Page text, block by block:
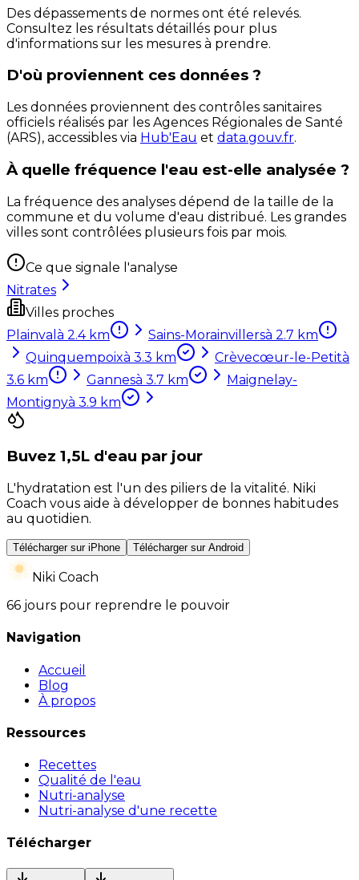
Des dépassements de normes ont été relevés.
Consultez les résultats détaillés pour plus
d'informations sur les mesures à prendre.
D'où proviennent ces données ?
Les données proviennent des contrôles sanitaires
officiels réalisés par les Agences Régionales de Santé
(ARS), accessibles via Hub'Eau et data.gouv.fr.
À quelle fréquence l'eau est-elle analysée ?
La fréquence des analyses dépend de la taille de la
commune et du volume d'eau distribué. Les grandes
villes sont contrôlées plusieurs fois par mois.
Ce que signale l'analyse
Nitrates
Villes proches
Plainval à 2.4km Sains-Morainvillersà 2.7 km
Quinquempoixà 3.3 km Crèvecœur-le-Petità
3.6 km Gannesà 3.7 km
Maignelay-
Montignyà 3.9 km
Buvez 1,5L d'eau par jour
L'hydratation est l'un des piliers de la vitalité. Niki
Coach vous aide à développer de bonnes habitudes
au quotidien.
Télécharger sur iPhone Télécharger sur Android
Niki Coach
66 jours pour reprendre le pouvoir
Navigation
Accueil
Blog
À propos
Ressources
Recettes
Qualité de l'eau
Nutri-analyse
Nutri-analyse d'une recette
Télécharger